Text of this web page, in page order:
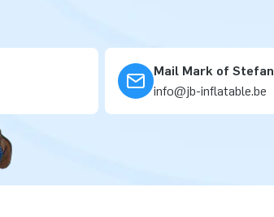
Mail Mark of Stefan
info@jb-inflatable.be